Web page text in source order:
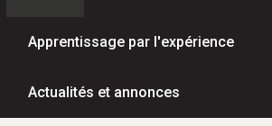
Apprentissage par l'expérience
Actualités et annonces